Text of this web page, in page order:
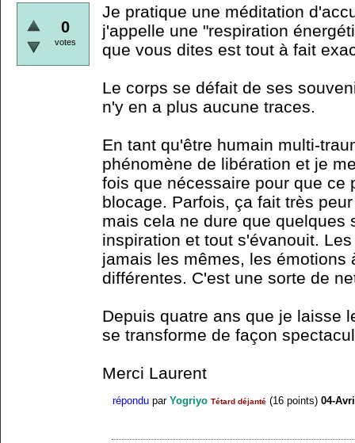
0
votes
Je pratique une méditation
j'appelle une "respiration
que vous dites est tout à fait
Le corps se défait de ses
n'y en a plus aucune traces.
En tant qu'être humain multi-
phénomène de libération et je
fois que nécessaire pour que ce
blocage. Parfois, ça fait très
mais cela ne dure que quelques
inspiration et tout s'évanouit.
jamais les mêmes, les émotions
différentes. C'est une sorte de
Depuis quatre ans que je laisse
se transforme de façon
Merci Laurent
répondu par Yogriyo Tétard déjanté (16 points) 04-